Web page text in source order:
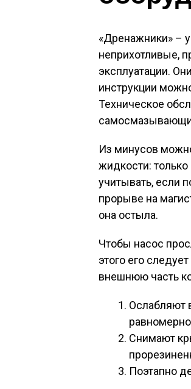
«Дренажники» –
неприхотливые,
эксплуатации.
инструкции
Техническое
Из минусов
жидкости: только
учитывать, если
прорыве на
она остыла.
Чтобы насос
этого его
внешнюю часть
Ослабляют
Снимают
Поэтапно